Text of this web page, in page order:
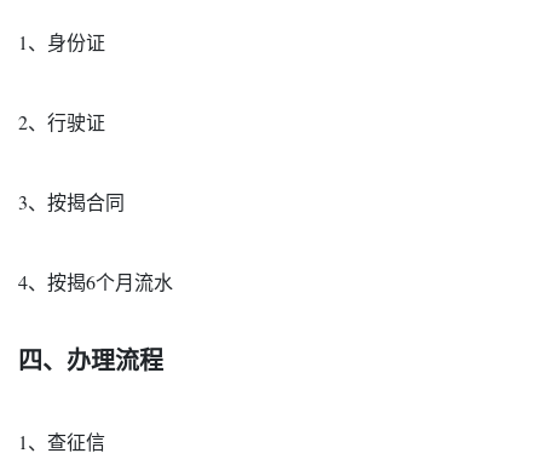
1、身份证
2、行驶证
3、按揭合同
4、按揭6个月流水
四、办理流程
1、查征信